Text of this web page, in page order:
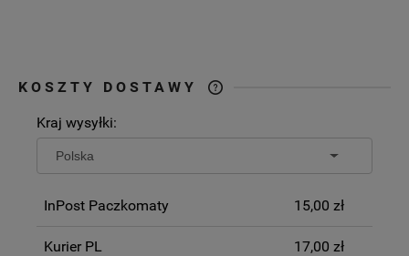
KOSZTY DOSTAWY
KOSZTÓW PŁATNOŚCI
Kraj wysyłki:
InPost Paczkomaty 15,00 zł
Kurier PL 17,00 zł